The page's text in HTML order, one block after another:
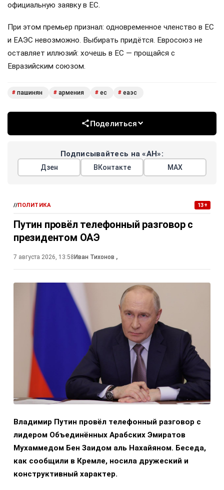
официальную заявку в ЕС.
При этом премьер признал: одновременное членство в ЕС
и ЕАЭС невозможно. Выбирать придётся. Евросоюз не
оставляет иллюзий: хочешь в ЕС — прощайся с
Евразийским союзом.
# пашинян # армения # ес # еаэс
Поделиться
Подписывайтесь на «АН»:
Дзен ВКонтакте МАХ
//ПОЛИТИКА 13+
Путин провёл телефонный разговор с
президентом ОАЭ
7 августа 2026, 13:58Иван Тихонов ,
Владимир Путин провёл телефонный разговор с
лидером Объединённых Арабских Эмиратов
Мухаммедом Бен Заидом аль Нахайяном. Беседа,
как сообщили в Кремле, носила дружеский и
конструктивный характер.